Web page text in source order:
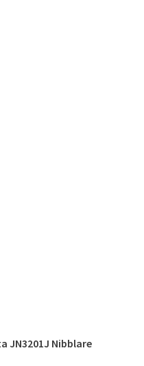
JN3201J Nibblare